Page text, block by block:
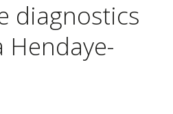
diagnostics
Hendaye-